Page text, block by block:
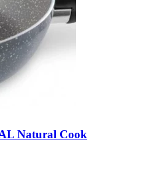
Natural Cook